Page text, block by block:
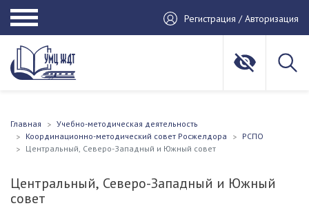
Регистрация / Авторизация
Главная
Учебно-методическая деятельность
Координационно-методический совет Росжелдора
РСПО
Центральный, Северо-Западный и Южный совет
Центральный, Северо-Западный и Южный
совет